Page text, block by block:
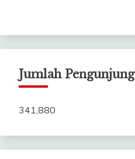
Jumlah Pengunjung
341,880